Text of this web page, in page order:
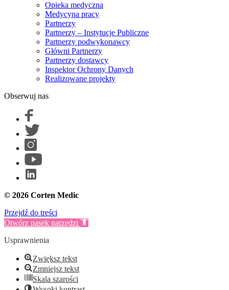
Opieka medyczna
Medycyna pracy
Partnerzy
Partnerzy – Instytucje Publiczne
Partnerzy podwykonawcy
Główni Partnerzy
Partnerzy dostawcy
Inspektor Ochrony Danych
Realizowane projekty
Obserwuj nas
© 2026 Corten Medic
Przejdź do treści
Otwórz pasek narzędzi
Usprawnienia
Zwiększ tekst
Zmniejsz tekst
Skala szarości